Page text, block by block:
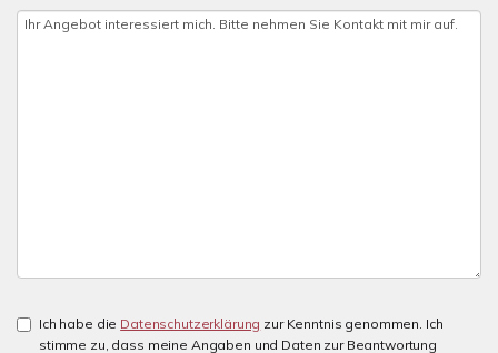
Ich habe die Datenschutzerklärung zur Kenntnis genommen. Ich
stimme zu, dass meine Angaben und Daten zur Beantwortung